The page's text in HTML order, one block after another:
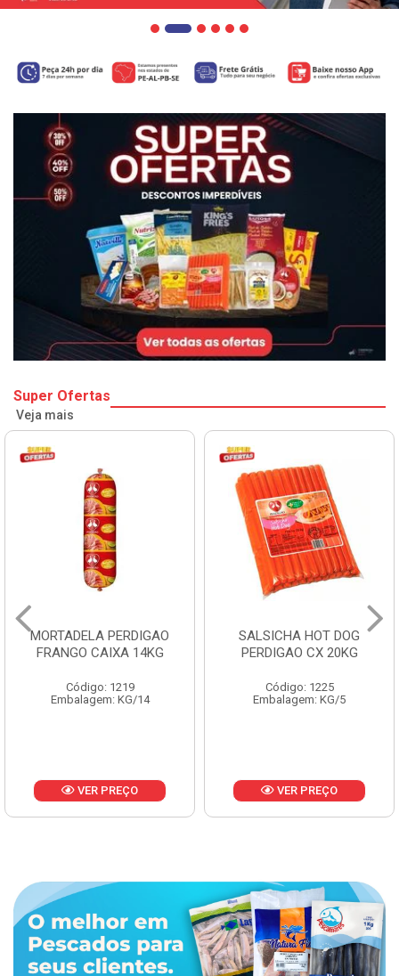
Super Ofertas
Veja mais
MORTADELA PERDIGAO
FRANGO CAIXA 14KG
Código: 1219
Embalagem: KG/14
VER PREÇO
SALSICHA HOT DOG
PERDIGAO CX 20KG
Código: 1225
Embalagem: KG/5
VER PREÇO